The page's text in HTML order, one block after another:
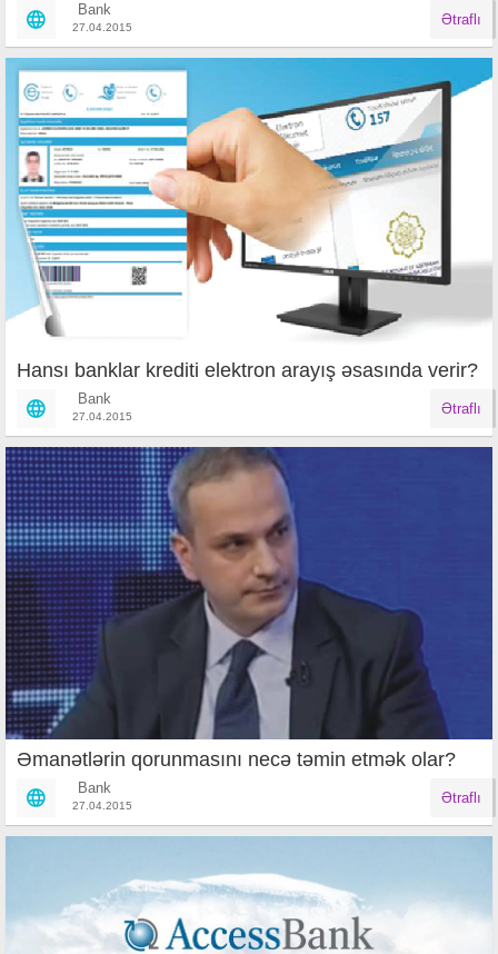
Bank
27.04.2015 Ətraflı
Hansı banklar krediti elektron arayış əsasında verir?
Bank
27.04.2015 Ətraflı
Əmanətlərin qorunmasını necə təmin etmək olar?
Bank
27.04.2015 Ətraflı